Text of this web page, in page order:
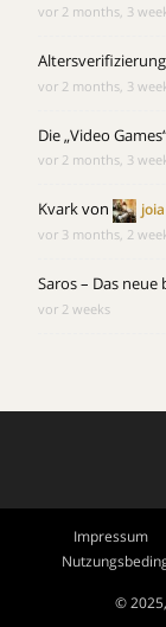
vor 2 months, 3
vor 2 months, 3
Die „Video
vor 2 months, 3
Kvarkvon joia
vor 3 months, 2
Saros – Das neue
vor 2 weeks
Impressum
©